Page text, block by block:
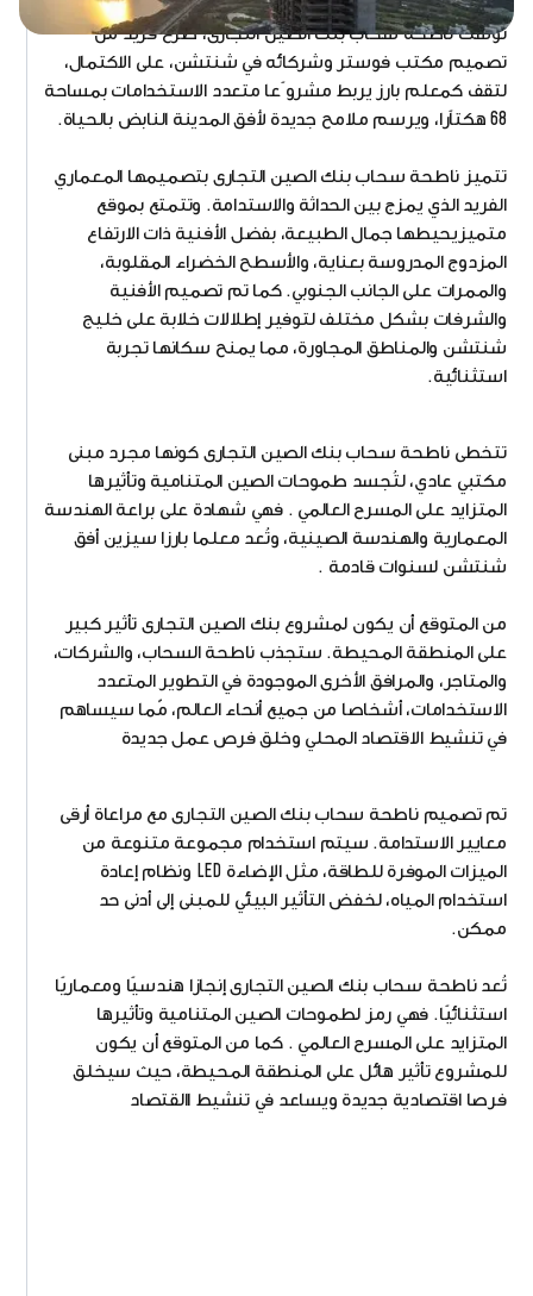
توشك ناطحة سحاب بنك الصين التجارى، صرح فريد من
تصميم مكتب فوستر وشركائه في شنتشن، على الاكتمال،
لتقف كمعلم بارز يربط مشرو ًعا متعدد الاستخدامات بمساحة
68 هكتاًرا، ويرسم ملامح جديدة لأفق المدينة النابض بالحياة.
تتميز ناطحة سحاب بنك الصين التجارى بتصميمها المعماري
الفريد الذي يمزج بين الحداثة والاستدامة. وتتمتع بموقع
متميزيحيطها جمال الطبيعة، بفضل الأفنية ذات الارتفاع
المزدوج المدروسة بعناية، والأسطح الخضراء المقلوبة،
والممرات على الجانب الجنوبي. كما تم تصميم الأفنية
والشرفات بشكل مختلف لتوفير إطلالات خلابة على خليج
شنتشن والمناطق المجاورة، مما يمنح سكانها تجربة
استثنائية.
تتخطى ناطحة سحاب بنك الصين التجارى كونها مجرد مبنى
مكتبي عادي، لتُجسد طموحات الصين المتنامية وتأثيرها
المتزايد على المسرح العالمي . فهي شهادة على براعة الهندسة
المعمارية والهندسة الصينية، وتُعد معلما بارزا سيزين أفق
شنتشن لسنوات قادمة .
من المتوقع أن يكون لمشروع بنك الصين التجارى تأثير كبير
على المنطقة المحيطة. ستجذب ناطحة السحاب، والشركات،
والمتاجر، والمرافق الأخرى الموجودة في التطوير المتعدد
الاستخدامات، أشخاصا من جميع أنحاء العالم، مّما سيساهم
في تنشيط الاقتصاد المحلي وخلق فرص عمل جديدة
تم تصميم ناطحة سحاب بنك الصين التجارى مع مراعاة أرقى
معايير الاستدامة. سيتم استخدام مجموعة متنوعة من
الميزات الموفرة للطاقة، مثل الإضاءة LED ونظام إعادة
استخدام المياه، لخفض التأثير البيئي للمبنى إلى أدنى حد
ممكن.
تُعد ناطحة سحاب بنك الصين التجارى إنجازا هندسيًا ومعماريًا
استثنائيًا. فهي رمز لطموحات الصين المتنامية وتأثيرها
المتزايد على المسرح العالمي . كما من المتوقع أن يكون
للمشروع تأثير هائل على المنطقة المحيطة، حيث سيخلق
فرصا اقتصادية جديدة ويساعد في تنشيط االقتصاد